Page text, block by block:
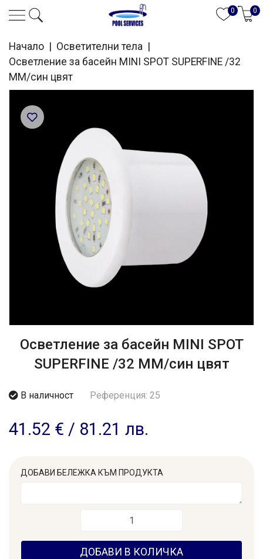
0 0
Начало Осветителни тела
Осветление за басейн MINI SPOT SUPERFINE /32
MM/син цвят
Осветление за басейн MINI SPOT
SUPERFINE /32 MM/син цвят
В наличност Референция: 25
41.52 € / 81.21 лв.
ДОБАВИ БЕЛЕЖКА КЪМ ПРОДУКТА
ДОБАВИ В КОЛИЧКА